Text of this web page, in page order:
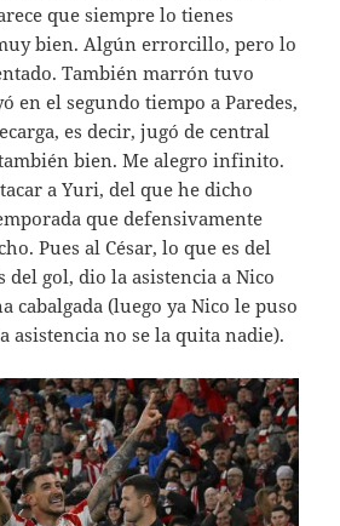
que siempre lo tienes
bien. Algún errorcillo, pero lo
También marrón tuvo
en el segundo tiempo a Paredes,
es decir, jugó de central
bien. Me alegro infinito.
a Yuri, del que he dicho
que defensivamente
Pues al César, lo que es del
del gol, dio la asistencia a Nico
cabalgada (luego ya Nico le puso
asistencia no se la quita nadie).